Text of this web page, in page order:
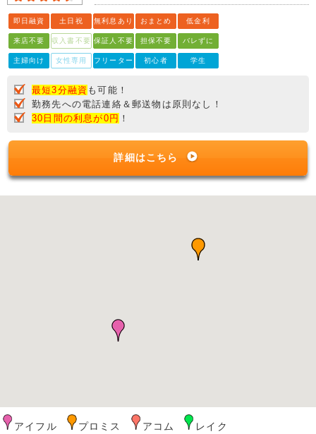
即日融資 土日祝 無利息あり おまとめ 低金利
来店不要 収入書不要 保証人不要 担保不要 バレずに
主婦向け 女性専用 フリーター 初心者 学生
最短3分融資 も可能！
勤務先への電話連絡＆郵送物は原則なし！
30日間の利息が0円 ！
詳細はこちら
アイフル プロミス アコム レイク